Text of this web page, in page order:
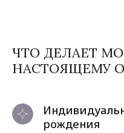
ЧТО ДЕЛАЕТ
НАСТОЯЩЕМУ
рождения